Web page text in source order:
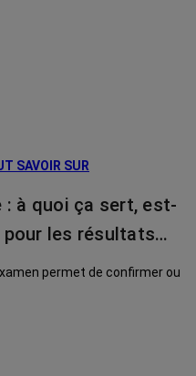
SAVOIR SUR
à quoi ça sert, est-
pour les résultats…
permet de confirmer ou